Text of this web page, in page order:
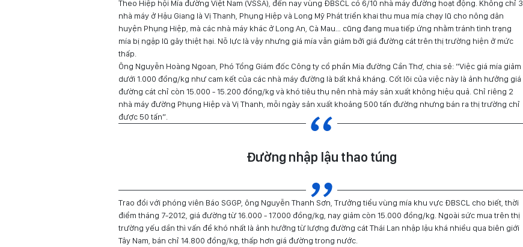
Theo Hiệp hội Mía đường Việt Nam (VSSA), đến nay vùng ĐBSCL có 6/10 nhà máy đường hoạt động. Không chỉ 3
nhà máy ở Hậu Giang là Vị Thanh, Phụng Hiệp và Long Mỹ Phát triển khai thu mua mía chạy lũ cho nông dân
huyện Phụng Hiệp, mà các nhà máy khác ở Long An, Cà Mau… cũng đang mua tiếp ứng nhằm tránh tình trạng
mía bị ngập lũ gây thiệt hại. Nỗ lực là vậy nhưng giá mía vẫn giảm bởi giá đường cát trên thị trường hiện ở mức
thấp.
Ông Nguyễn Hoàng Ngoan, Phó Tổng Giám đốc Công ty cổ phần Mía đường Cần Thơ, chia sẻ: “Việc giá mía giảm
dưới 1.000 đồng/kg như cam kết của các nhà máy đường là bất khả kháng. Cốt lõi của việc này là ảnh hưởng giá
đường cát chỉ còn 15.000 - 15.200 đồng/kg và khó tiêu thụ nên nhà máy sản xuất không hiệu quả. Chỉ riêng 2
nhà máy đường Phụng Hiệp và Vị Thanh, mỗi ngày sản xuất khoảng 500 tấn đường nhưng bán ra thị trường chỉ
được 50 tấn”.
Đường nhập lậu thao túng
Trao đổi với phóng viên Báo SGGP, ông Nguyễn Thanh Sơn, Trưởng tiểu vùng mía khu vực ĐBSCL cho biết, thời
điểm tháng 7-2012, giá đường từ 16.000 - 17.000 đồng/kg, nay giảm còn 15.000 đồng/kg. Ngoài sức mua trên thị
trường yếu dần thì vấn đề khó nhất là ảnh hưởng từ lượng đường cát Thái Lan nhập lậu khá nhiều qua biên giới
Tây Nam, bán chỉ 14.800 đồng/kg, thấp hơn giá đường trong nước.